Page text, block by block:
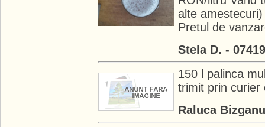
alte
Pretul de
Stela D. -
150 l palinca
trimit prin curier
Raluca